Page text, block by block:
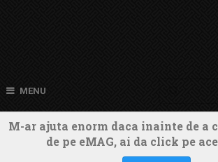
MENU
M-ar ajuta enorm daca inainte de a
de pe eMAG, ai da click pe